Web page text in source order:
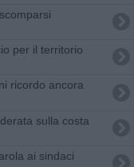
per il territorio
ricordo ancora
sulla costa
ai sindaci